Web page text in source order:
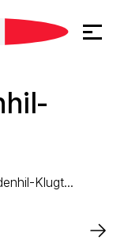
Klugt...